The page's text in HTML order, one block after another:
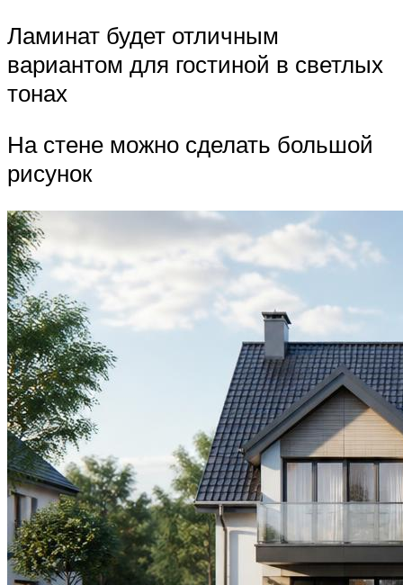
Ламинат будет отличным
вариантом для гостиной в светлых
тонах
На стене можно сделать большой
рисунок